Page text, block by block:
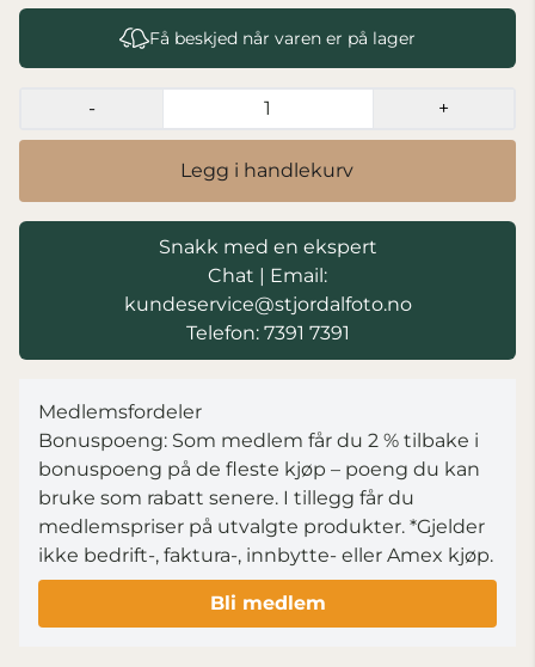
Få beskjed når varen er på lager
- +
Legg i handlekurv
Snakk med en ekspert
Chat | Email:
kundeservice@stjordalfoto.no
Telefon: 7391 7391
Medlemsfordeler
Bonuspoeng: Som medlem får du 2 % tilbake i
bonuspoeng på de fleste kjøp – poeng du kan
bruke som rabatt senere. I tillegg får du
medlemspriser på utvalgte produkter. *Gjelder
ikke bedrift-, faktura-, innbytte- eller Amex kjøp.
Bli medlem